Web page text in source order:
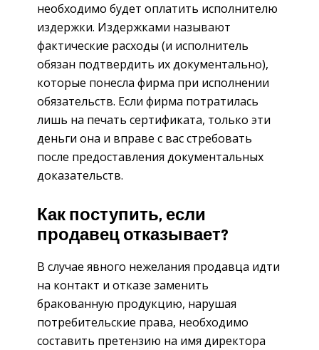
необходимо будет оплатить исполнителю
издержки. Издержками называют
фактические расходы (и исполнитель
обязан подтвердить их документально),
которые понесла фирма при исполнении
обязательств. Если фирма потратилась
лишь на печать сертификата, только эти
деньги она и вправе с вас стребовать
после предоставления документальных
доказательств.
Как поступить, если
продавец отказывает?
В случае явного нежелания продавца идти
на контакт и отказе заменить
бракованную продукцию, нарушая
потребительские права, необходимо
составить претензию на имя директора